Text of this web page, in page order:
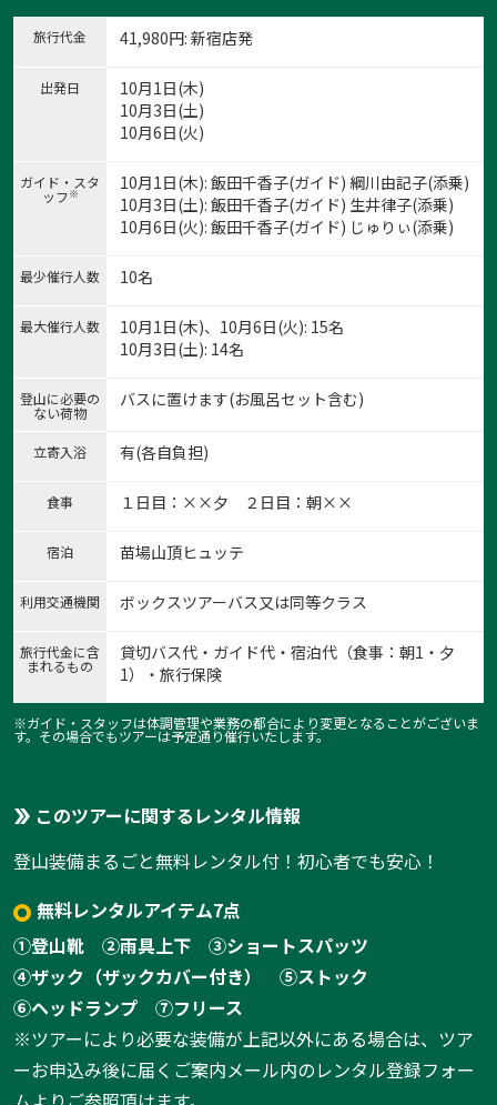
旅行代金 41,980円: 新宿店発
出発日
10月1日(木)
10月3日(土)
10月6日(火)
ガイド・スタ
ッフ※
10月1日(木): 飯田千香子(ガイド) 綱川由記子(添乗)
10月3日(土): 飯田千香子(ガイド) 生井律子(添乗)
10月6日(火): 飯田千香子(ガイド) じゅりぃ(添乗)
最少催行人数 10名
最大催行人数
10月1日(木)、10月6日(火): 15名
10月3日(土): 14名
登山に必要の
ない荷物
バスに置けます(お風呂セット含む)
立寄入浴 有(各自負担)
食事 １日目：××夕 ２日目：朝××
宿泊 苗場山頂ヒュッテ
利用交通機関 ボックスツアーバス又は同等クラス
旅行代金に含
まれるもの
貸切バス代・ガイド代・宿泊代（食事：朝1・夕
1）・旅行保険
※ガイド・スタッフは体調管理や業務の都合により変更となることがございま
す。その場合でもツアーは予定通り催行いたします。
このツアーに関するレンタル情報
登山装備まるごと無料レンタル付！初心者でも安心！
無料レンタルアイテム7点
①登山靴
②雨具上下
③ショートスパッツ
④ザック（ザックカバー付き）
⑤ストック
⑥ヘッドランプ
⑦フリース
※ツアーにより必要な装備が上記以外にある場合は、ツア
ーお申込み後に届くご案内メール内のレンタル登録フォー
1:naeba